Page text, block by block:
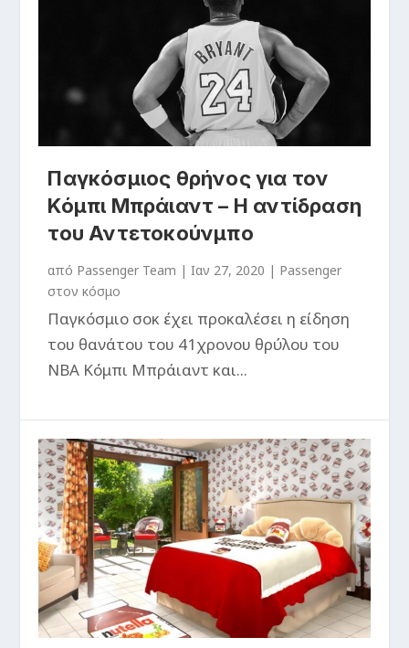
Παγκόσμιος θρήνος για τον
Κόμπι Μπράιαντ – Η αντίδραση
του Αντετοκούνμπο
από Passenger Team |Ιαν 27, 2020 | Passenger
στον κόσμο
Παγκόσμιο σοκ έχει προκαλέσει η είδηση
του θανάτου του 41χρονου θρύλου του
NBA Κόμπι Μπράιαντ και...